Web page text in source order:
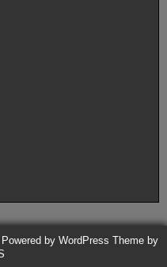
Powered by WordPress Theme by